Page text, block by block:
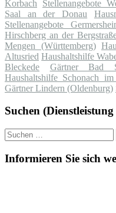
Korbach
Stellenangebote
Saal an der Donau
Stellenangebote
Hirschberg an der
Mengen (Württemberg)
Altusried Haushaltshilfe
Bleckede
Gärtner Bad
Haushaltshilfe Schonach
Gärtner Lindern (Oldenburg)
Suchen
Suche
nach:
Informieren Sie sich